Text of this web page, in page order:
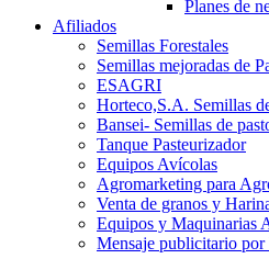
Planes de
Afiliados
Semillas Forestales
Semillas mejoradas de
ESAGRI
Horteco,S.A. Semillas
Bansei- Semillas de
Tanque Pasteurizador
Equipos Avícolas
Agromarketing para
Venta de granos y
Equipos y Maquinarias
Mensaje publicitario